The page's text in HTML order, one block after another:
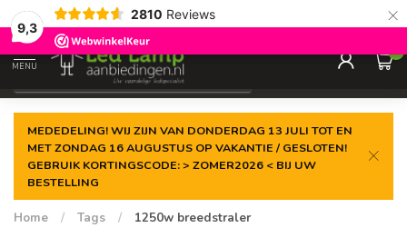
9,3
2810 Reviews ×
Gegarandeerde delaagste prijs
MENU
0
MEDEDELING! WIJ ZIJN VAN DONDERDAG 13 JULI TOT EN
MET ZONDAG 16 AUGUSTUS OP VAKANTIE / GESLOTEN!
GEBRUIK KORTINGSCODE: > ZOMER2026 < BIJ UW
BESTELLING
Home / Tags / 1250w breedstraler